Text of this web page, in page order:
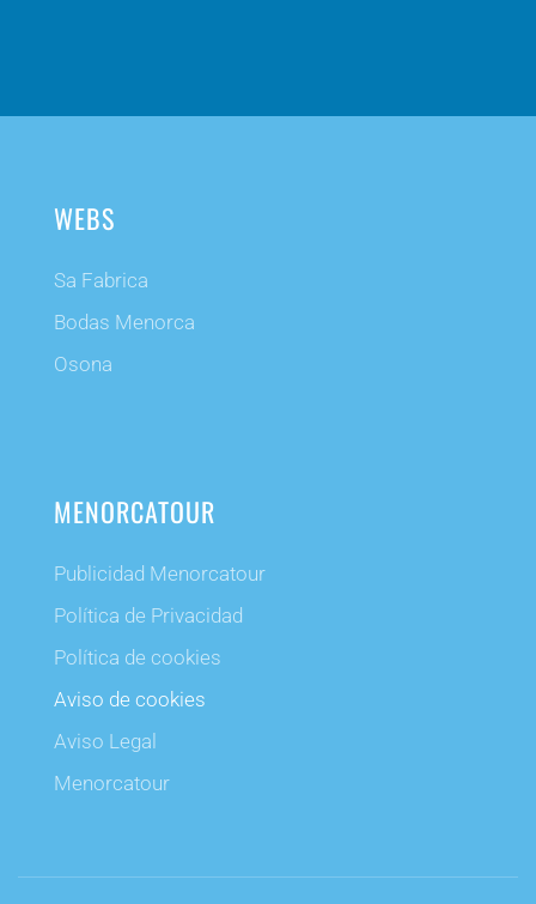
WEBS
Sa Fabrica
Bodas Menorca
Osona
MENORCATOUR
Publicidad Menorcatour
Política de Privacidad
Política de cookies
Aviso de cookies
Aviso Legal
Menorcatour